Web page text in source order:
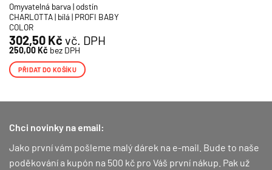
Omyvatelná barva | odstín
CHARLOTTA | bílá | PROFI BABY
COLOR
302,50 Kč vč. DPH
250,00Kč bez DPH
PŘIDAT DO KOŠÍKU
Chci novinky na email:
Jako první vám pošleme malý dárek na e-mail. Bude to naše
poděkování a kupón na 500 kč pro Váš první nákup. Pak už